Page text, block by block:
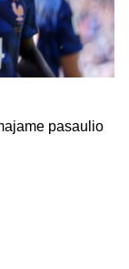
pasaulio